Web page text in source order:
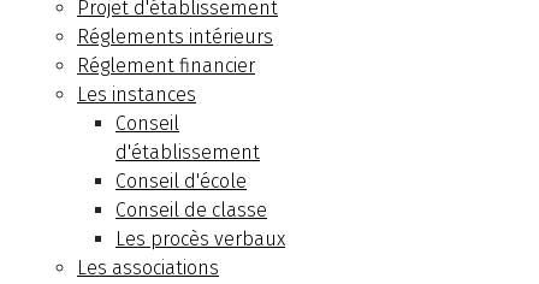
Projet d'établissement
Réglements intérieurs
Réglement financier
Les instances
Conseil
d'établissement
Conseil d'école
Conseil de classe
Les procès verbaux
Les associations